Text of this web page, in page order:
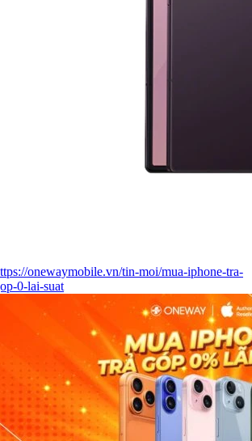
onewaymobile.vn/tin-moi/mua-iphone-tra-
0-lai-suat